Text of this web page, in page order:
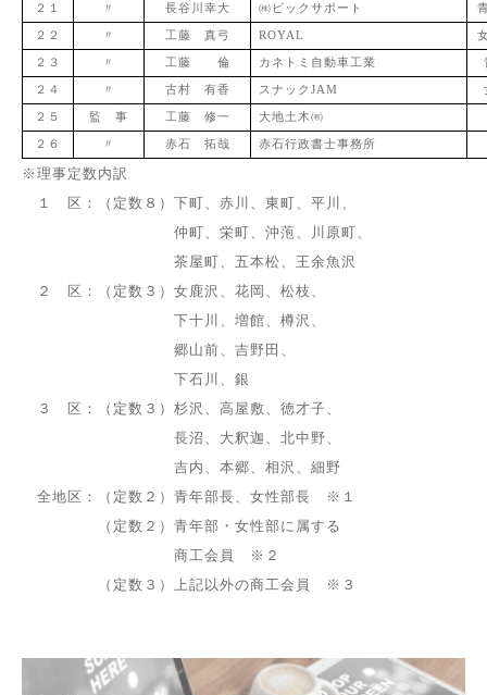
２１ 〃 長谷川幸大 ㈱ビックサポート
２２ 〃 工藤 真弓 ROYAL
２３ 〃 工藤 倫 カネトミ自動車工業
２４ 〃 古村 有香 スナックJAM
２５ 監 事 工藤 修一 大地土木㈲
２６ 〃 赤石 拓哉 赤石行政書士事務所
※理事定数内訳
１ 区：（定数８）下町、赤川、東町、平川、
仲町、栄町、沖萢、
川原町、
茶屋町、五本松、 王余魚沢
２ 区：（定数３）女鹿沢、花岡、松枝、
下十川、増館、樽沢、
郷山前、 吉野田、
下石川、銀
３ 区：（定数３）杉沢、高屋敷、徳才子、
長沼、 大釈迦、北中野、
吉内、本郷、 相沢、細野
全地区：（定数２）青年部長、女性部長 ※１
（ 定数２）青年部・女性部に属する
商工会員 ※２
（ 定数３）上記以外の商工会員 ※３